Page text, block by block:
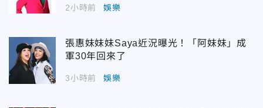
2小時前 娛樂
張惠妹妹妹Saya近況曝光！「阿妹妹」成
軍30年回來了
3小時前 娛樂